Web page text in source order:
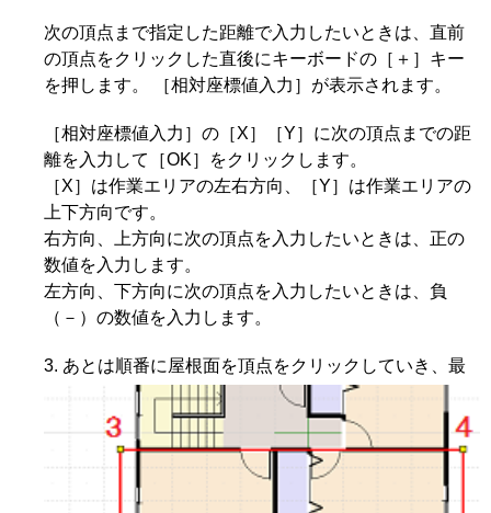
次の頂点まで指定した距離で入力したいときは、直前
の頂点をクリックした直後にキーボードの［＋］キー
を押します。 ［相対座標値入力］が表示されます。
［相対座標値入力］の［X］［Y］に次の頂点までの距
離を入力して［OK］をクリックします。
［X］は作業エリアの左右方向、［Y］は作業エリアの
上下方向です。
右方向、上方向に次の頂点を入力したいときは、正の
数値を入力します。
左方向、下方向に次の頂点を入力したいときは、負
（－）の数値を入力します。
あとは順番に屋根面を頂点をクリックしていき、最